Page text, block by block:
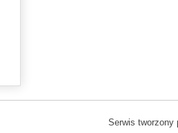
Serwis